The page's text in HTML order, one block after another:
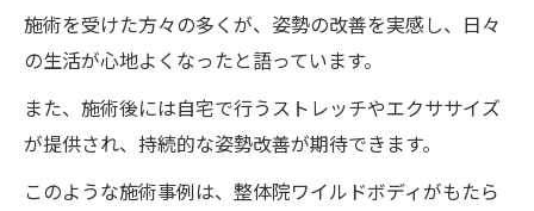
施術を受けた方々の多くが、姿勢の改善を実感し、日々
の生活が心地よくなったと語っています。
また、施術後には自宅で行うストレッチやエクササイズ
が提供され、持続的な姿勢改善が期待できます。
このような施術事例は、整体院ワイルドボディがもたら